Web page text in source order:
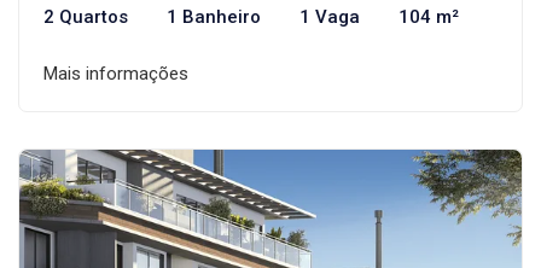
2 Quartos 1 Banheiro 1 Vaga 104 m²
Mais informações